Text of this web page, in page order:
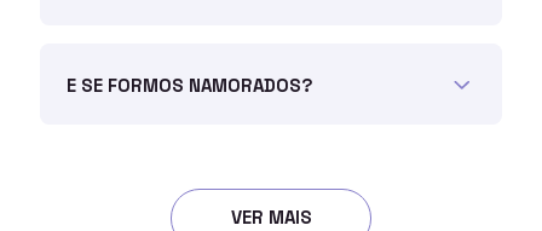
E SE FORMOS NAMORADOS?
VER MAIS